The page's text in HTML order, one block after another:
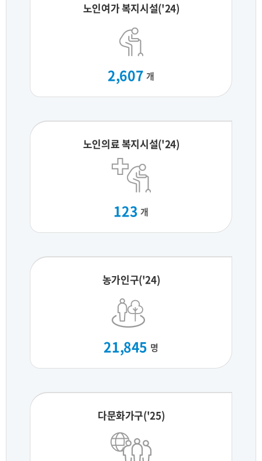
노인여가 복지시설('24)
2,607 개
노인의료 복지시설('24)
123 개
농가인구('24)
21,845 명
다문화가구('25)